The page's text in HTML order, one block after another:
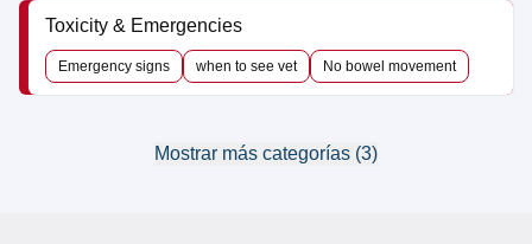
Toxicity & Emergencies
Emergency signs when to see vet No bowel movement
Mostrar más categorías (3)